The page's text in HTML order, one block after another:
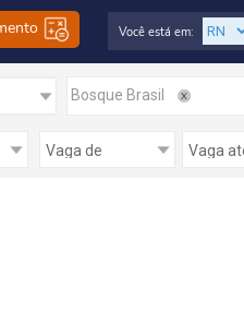
Você está em:
Bosque Brasil